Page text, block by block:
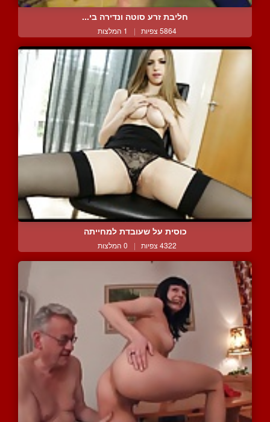
חליבת זרע סוטה ונדירה בי...
5864 צפיות | 1 המלצות
כוסית על שעובדת למחייתה
4322 צפיות | 0 המלצות